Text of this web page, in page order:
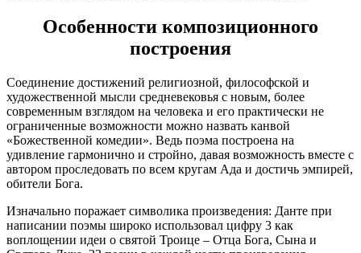
Особенности композиционного
построения
Соединение достижений религиозной, философской и
художественной мысли средневековья с новым, более
современным взглядом на человека и его практически не
ограниченные возможности можно назвать канвой
«Божественной комедии». Ведь поэма построена на
удивление гармонично и стройно, давая возможность вместе с
автором проследовать по всем кругам Ада и достичь эмпирей,
обители Бога.
Изначально поражает символика произведения: Данте при
написании поэмы широко использовал цифру 3 как
воплощении идеи о святой Троице – Отца Бога, Сына и